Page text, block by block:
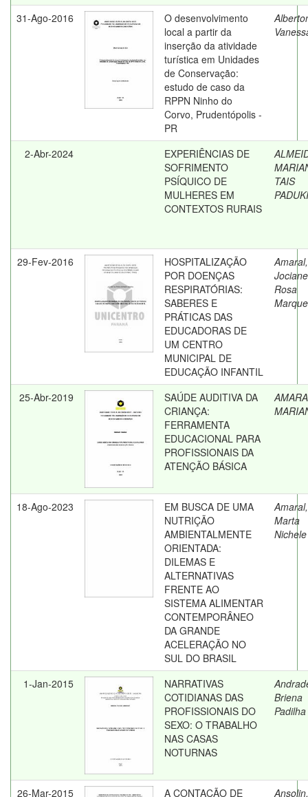
31-Ago-2016
O desenvolvimento
local a partir da
inserção da atividade
turística em Unidades
de Conservação:
estudo de caso da
RPPN Ninho do
Corvo, Prudentópolis -
PR
2-Abr-2024
EXPERIÊNCIAS DE
SOFRIMENTO
PSÍQUICO DE
MULHERES EM
CONTEXTOS RURAIS
TAIS
29-Fev-2016
HOSPITALIZAÇÃO
POR DOENÇAS
RESPIRATÓRIAS:
SABERES E
PRÁTICAS DAS
EDUCADORAS DE
UM CENTRO
MUNICIPAL DE
EDUCAÇÃO INFANTIL
Amaral,
Rosa
25-Abr-2019
SAÚDE AUDITIVA DA
CRIANÇA:
FERRAMENTA
EDUCACIONAL PARA
PROFISSIONAIS DA
ATENÇÃO BÁSICA
18-Ago-2023
EM BUSCA DE UMA
NUTRIÇÃO
AMBIENTALMENTE
ORIENTADA:
DILEMAS E
ALTERNATIVAS
FRENTE AO
SISTEMA ALIMENTAR
CONTEMPORÂNEO
DA GRANDE
ACELERAÇÃO NO
SUL DO BRASIL
Amaral,
Marta
1-Jan-2015
NARRATIVAS
COTIDIANAS DAS
PROFISSIONAIS DO
SEXO: O TRABALHO
NAS CASAS
NOTURNAS
Briena
Padilha
26-Mar-2015 A CONTAÇÃO DE Ansolin,